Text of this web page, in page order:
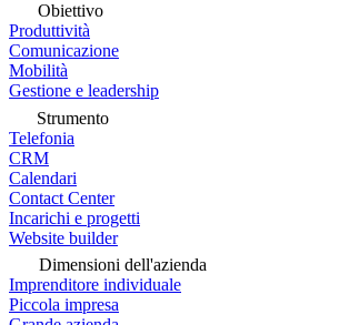
Obiettivo
Produttività
Comunicazione
Mobilità
Gestione e leadership
Strumento
Telefonia
CRM
Calendari
Contact Center
Incarichi e progetti
Website builder
Dimensioni dell'azienda
Imprenditore individuale
Piccola impresa